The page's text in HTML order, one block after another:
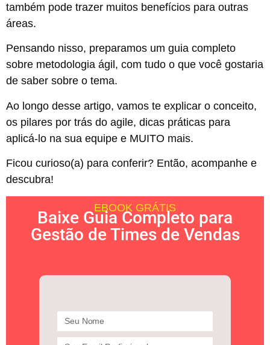
também pode trazer muitos benefícios para outras
áreas.
Pensando nisso, preparamos um guia completo
sobre metodologia ágil, com tudo o que você gostaria
de saber sobre o tema.
Ao longo desse artigo, vamos te explicar o conceito,
os pilares por trás do agile, dicas práticas para
aplicá-lo na sua equipe e MUITO mais.
Ficou curioso(a) para conferir? Então, acompanhe e
descubra!
EBOOK GRÁTIS
Baixe Guia Completo para
Gestão de Times de Vendas